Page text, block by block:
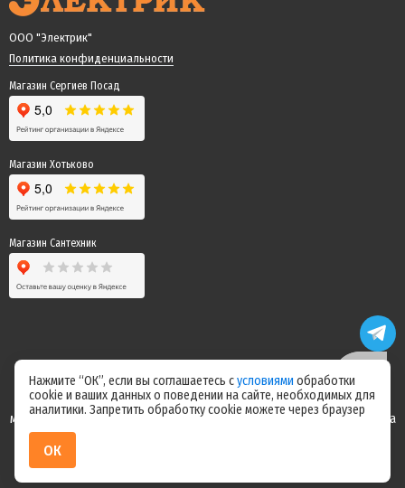
ООО "Электрик"
Политика конфиденциальности
Магазин Сергиев Посад
Магазин Хотьково
Магазин Сантехник
Цены на сайте не являются офертой! Актуальные цены уточняйте у
менеджера после оформления заказа! Спасибо за понимание! Команда
Нажмите “ОК”, если вы соглашаетесь сусловиями обработки
cookie и ваших данных о поведении на сайте, необходимых для
аналитики. Запретить обработку cookie можете через браузер
ОК